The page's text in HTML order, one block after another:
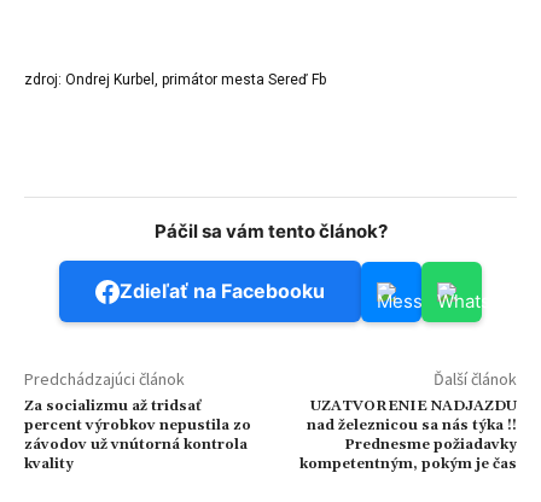
zdroj: Ondrej Kurbel, primátor mesta Sereď Fb
Páčil sa vám tento článok?
Zdieľať na Facebooku
Predchádzajúci článok
Za socializmu až tridsať
percent výrobkov nepustila zo
závodov už vnútorná kontrola
kvality
Ďalší článok
UZATVORENIE NADJAZDU
nad železnicou sa nás týka !!
Prednesme požiadavky
kompetentným, pokým je čas